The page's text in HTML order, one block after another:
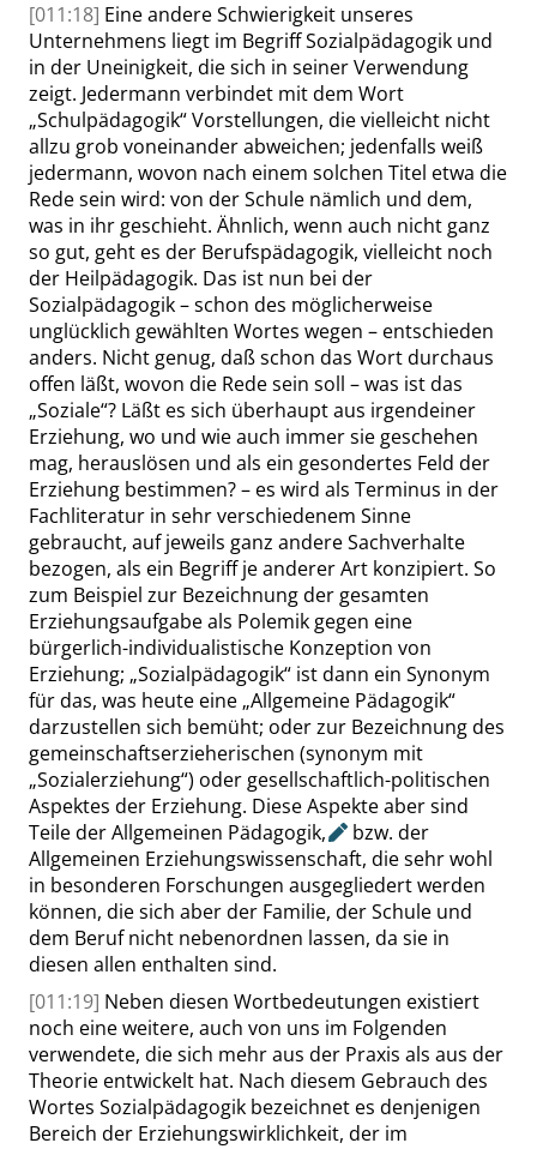
[011:18] Eine andere Schwierigkeit unseres
Unternehmens liegt im BegriffSozialpädagogik und
in der Uneinigkeit, die sich in seiner Verwendung
zeigt. Jedermann verbindet mit dem Wort
„Schulpädagogik“Vorstellungen, die vielleicht nicht
allzu grob voneinander abweichen; jedenfalls weiß
jedermann, wovon nach einem solchen Titel etwa die
Rede sein wird: von der Schule nämlich und dem,
was in ihr geschieht. Ähnlich, wenn auch nicht ganz
so gut, geht es der Berufspädagogik, vielleicht noch
der Heilpädagogik. Das ist nun bei der
Sozialpädagogik – schon des möglicherweise
unglücklich gewählten Wortes wegen – entschieden
anders. Nicht genug, daß schon das Wort durchaus
offen läßt, wovon die Rede sein soll – was ist das
„Soziale“? Läßt es sich überhaupt aus irgendeiner
Erziehung, wo und wie auch immer sie geschehen
mag, herauslösen und als ein gesondertes Feld der
Erziehung bestimmen? – es wird als Terminus in der
Fachliteratur in sehr verschiedenem Sinne
gebraucht, auf jeweils ganz andere Sachverhalte
bezogen, als ein Begriff je anderer Art konzipiert. So
zum Beispiel zur Bezeichnung der gesamten
Erziehungsaufgabe als Polemik gegen eine
bürgerlich-individualistische Konzeption von
Erziehung; „Sozialpädagogik“ ist dann ein Synonym
für das, was heute eine „Allgemeine Pädagogik“
darzustellen sich bemüht; oder zur Bezeichnung des
gemeinschaftserzieherischen (synonym mit
„Sozialerziehung“) oder gesellschaftlich-politischen
Aspektes der Erziehung. Diese Aspekte aber sind
Teile der Allgemeinen Pädagogik,
bzw. der
Allgemeinen Erziehungswissenschaft, die sehr wohl
in besonderen Forschungen ausgegliedert werden
können, die sich aber der Familie, der Schule und
dem Beruf nicht nebenordnen lassen, da sie in
diesen allen enthalten sind.
[011:19] Neben diesen Wortbedeutungen existiert
noch eine weitere, auch von uns im Folgenden
verwendete, die sich mehr aus der Praxis als aus der
Theorie entwickelt hat. Nach diesem Gebrauch des
Wortes Sozialpädagogik bezeichnet es denjenigen
Bereich der Erziehungswirklichkeit, der im